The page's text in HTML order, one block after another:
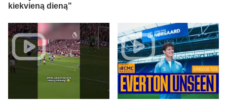
kiekvieną dieną"